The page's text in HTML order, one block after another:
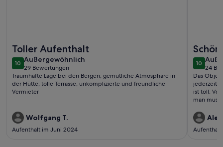
Toller Aufenthalt
1010 von 10
Außergewöhnlich
außergewöhnlich
29 Bewertungen
(29
bewertungen)
Traumhafte Lage bei den Bergen, gemütliche Atmosphäre in
der Hütte, tolle Terrasse, unkomplizierte und freundliche
Vermieter
Wolfgang T.
Aufenthalt im Juni 2024
1010 von
24
(24
Das
jederzeit
ist toll. Verbesserungsvorschläge: - Es hat keine Spülmaschine,
man
jedoch
Doppelbetten
und